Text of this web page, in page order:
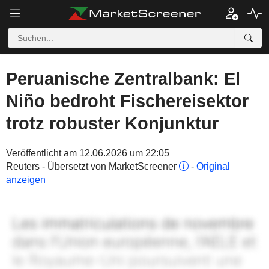
Peruanische Zentralbank: El
Niño bedroht Fischereisektor
trotz robuster Konjunktur
Veröffentlicht am 12.06.2026 um 22:05
Reuters - Übersetzt von MarketScreener
- Original
anzeigen